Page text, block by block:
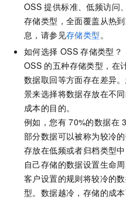
OSS 提供标准、低频访问
存储类型，全面覆盖从热
息，请参见存储类型。
如何选择 OSS 存储类型？
OSS 的五种存储类型，在
数据取回等方面存在差异
景来选择将数据存放在不
成本的目的。
例如，您有 70%的数据在
部分数据可以被称为较冷
存放在低频或者归档类型
自己存储的数据设置生命
客户设置的规则将较冷的
型。数据越冷，存储的成本